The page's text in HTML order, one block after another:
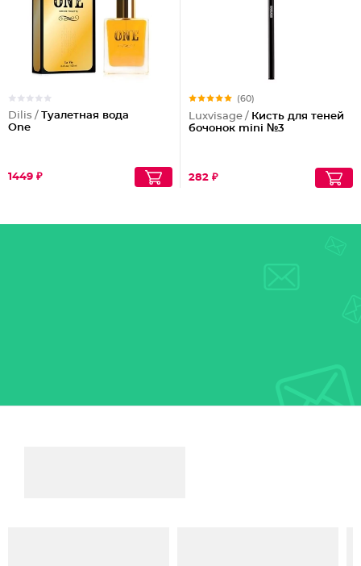
Dilis / Туалетная вода
One
1449 ₽
(60)
Luxvisage / Кисть для теней
бочонок mini №3
282 ₽